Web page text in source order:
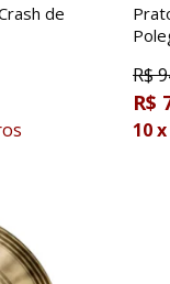
de
R$
R$
10x